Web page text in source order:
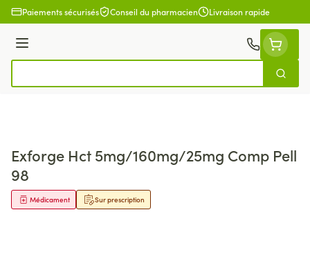
Aller au contenu
Paiements sécurisés Conseil du pharmacien Livraison rapide
Menu
Exforge Hct 5mg/160mg/25mg Comp Pell
98
Sur prescription
Médicament